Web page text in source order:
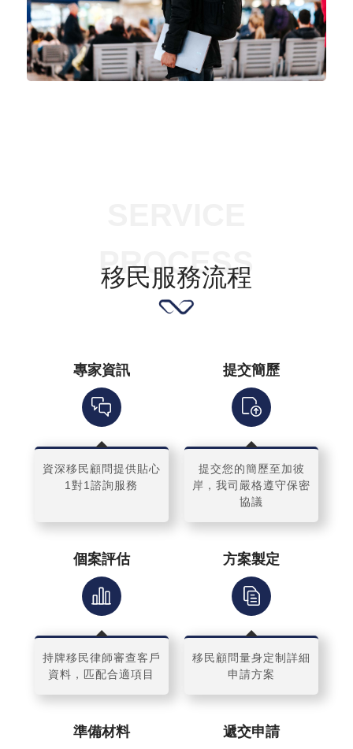
PROCESS
移民服務流程
專家資訊
資深移民顧問提供貼心
1對1諮詢服務
提交簡歷
提交您的簡歷至加彼
岸，我司嚴格遵守保密
協議
個案評估
持牌移民律師審查客戶
資料，匹配合適項目
方案製定
移民顧問量身定制詳細
申請方案
準備材料 遞交申請